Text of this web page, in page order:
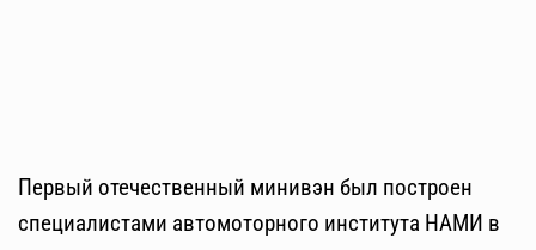
Первый отечественный минивэн был построен
специалистами автомоторного института НАМИ в